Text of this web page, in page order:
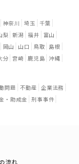
神奈川 埼玉
千葉
梨 新潟 福井
富山
岡山 山口 鳥取
島根
分 宮崎 鹿児島 沖縄
問題 不動産 企業法務
・助成金 刑事事件
流れ